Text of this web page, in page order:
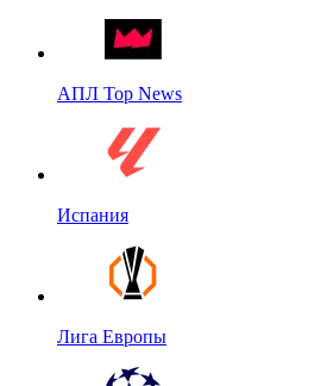
АПЛ Top News
Испания
Лига Европы